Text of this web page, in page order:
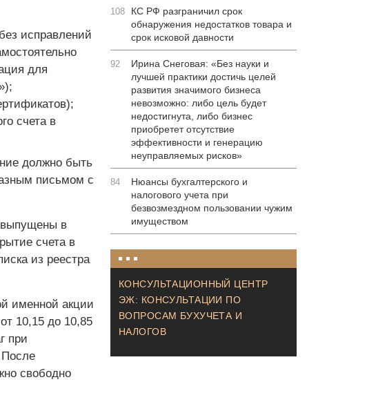
исправлений
для
счета в
должно быть
письмом с
в
счета в
из реестра
именной акции
10,15 до 10,85
при
После
свободно
108
КС РФ разграничил срок
обнаружения недостатков товара и
срок исковой давности
92
Ирина Снеговая: «Без науки и
лучшей практики достичь целей
развития значимого бизнеса
невозможно: либо цель будет
недостигнута, либо бизнес
приобретет отсутствие
эффективности и генерацию
неуправляемых рисков»
84
Нюансы бухгалтерского и
налогового учета при
безвозмездном пользовании чужим
имуществом
КОНСУЛЬТАЦИОННЫЙ ЦЕНТР
ЭЖ: КОНСУЛЬТАЦИИ ПО
ВОПРОСАМ БУХУЧЕТА И
НАЛОГОВ